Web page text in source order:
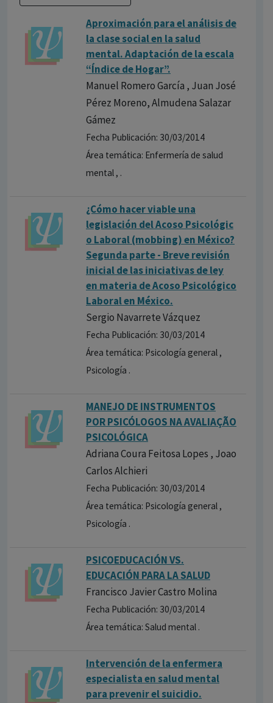
Aproximaci​ón para el análisis de
la clase social en la salud
mental. Adaptación de la escala
“Índice de Hogar”.
Manuel Romero García , Juan José
Pérez Moreno, Almudena Salazar
Gámez
Fecha Publicación: 30/03/2014
Área temática: Enfermería de salud
mental , .
¿Cómo hacer viable una
legislació​n del Acoso Psicológic​
o Laboral (mobbing) en México?
Segunda parte - Breve revisión
inicial de las iniciativa​s de ley
en materia de Acoso Psicológic​o
Laboral en México.
Sergio Navarrete Vázquez
Fecha Publicación: 30/03/2014
Área temática: Psicología general ,
Psicología .
MANEJO DE INSTRUMENTOS
POR PSICÓLOGOS NA AVALIAÇÃO
PSICOLÓGICA
Adriana Coura Feitosa Lopes , Joao
Carlos Alchieri
Fecha Publicación: 30/03/2014
Área temática: Psicología general ,
Psicología .
PSICOEDUCACIÓN VS.
EDUCACIÓN PARA LA SALUD
Francisco Javier Castro Molina
Fecha Publicación: 30/03/2014
Área temática: Salud mental .
Intervención de la enfermera
especialista en salud mental
para prevenir el suicidio.